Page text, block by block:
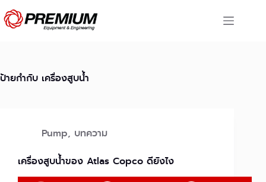
Skip
to
content
ป้ายกำกับ เครื่องสูบน้ำ
Pump, บทความ
เครื่องสูบน้ำของ Atlas Copco ดียังไง